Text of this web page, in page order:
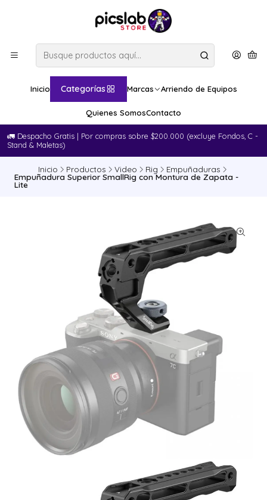
Inicio Categorías Marcas Arriendo de Equipos
Quienes SomosContacto
🚛​ Despacho Gratis | Por compras sobre $200.000 (excluye Fondos, C -
Stand & Maletas)
Inicio Productos Video Rig Empuñaduras
Empuñadura Superior SmallRig con Montura de Zapata -
Lite